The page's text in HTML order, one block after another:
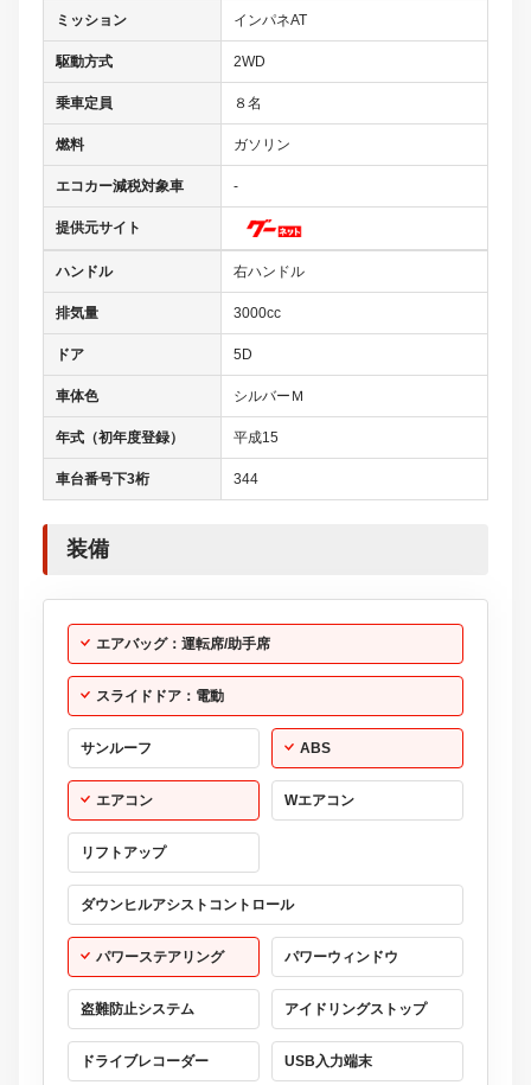
ミッション インパネAT
駆動方式 2WD
乗車定員 ８名
燃料 ガソリン
エコカー減税対象車 -
提供元サイト
ハンドル 右ハンドル
排気量 3000cc
ドア 5D
車体色 シルバーＭ
年式（初年度登録） 平成15
車台番号下3桁 344
装備
エアバッグ：運転席/助手席
スライドドア：電動
サンルーフ ABS
エアコン Wエアコン
リフトアップ
ダウンヒルアシストコントロール
パワーステアリング パワーウィンドウ
盗難防止システム アイドリングストップ
ドライブレコーダー USB入力端末